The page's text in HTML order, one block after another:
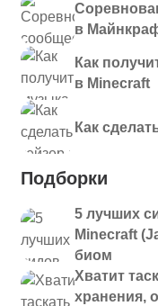
в
Как
в Minecraft
Как
Подборки
5 лучших
Minecraft
биом
Хватит
хранения,